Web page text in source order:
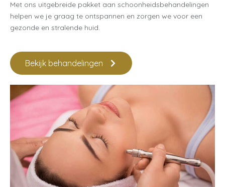
Met ons uitgebreide pakket aan schoonheidsbehandelingen
helpen we je graag te ontspannen en zorgen we voor een
gezonde en stralende huid.
Bekijk behandelingen